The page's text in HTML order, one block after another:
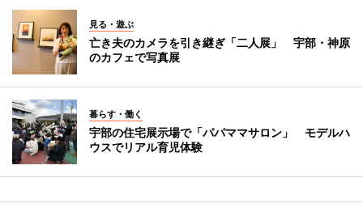
見る・遊ぶ
亡き夫のカメラを引き継ぎ「二人展」 宇部・神原
のカフェで写真展
暮らす・働く
宇部の住宅展示場で「パパママサロン」 モデルハ
ウスでリアル育児体験